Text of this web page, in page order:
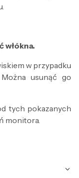
włókna.
w przypadku
usunąć go
tych pokazanych
monitora.